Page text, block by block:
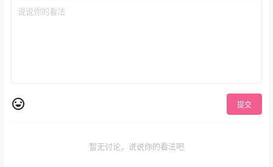
提交
暂无讨论，说说你的看法吧